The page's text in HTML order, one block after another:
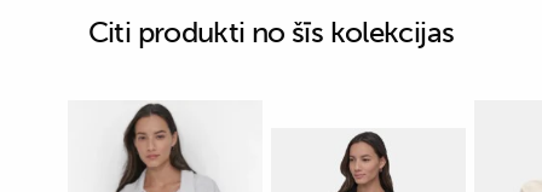
Citi produkti no šīs kolekcijas